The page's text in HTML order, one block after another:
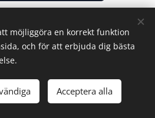
Cookies
möjliggöra en korrekt funktion
och för att erbjuda dig bästa
Acceptera alla